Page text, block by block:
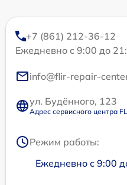
+7 (861) 212-36-12
Ежедневно с 9:00 до
info@flir-repair-
ул. Будённого, 123
Адрес сервисного центра
Режим работы:
Ежедневно с 9:00